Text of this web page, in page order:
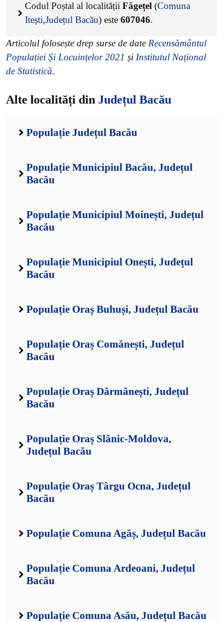
Codul Poștal al localității Făgețel (Comuna
Itești,Județul Bacău) este 607046.
Articolul folosește drep surse de date Recensământul
Populației Și Locuințelor 2021 și Institutul Național
de Statistică.
Alte localități din Județul Bacău
Populație Județul Bacău
Populație Municipiul Bacău, Județul
Bacău
Populație Municipiul Moinești, Județul
Bacău
Populație Municipiul Onești, Județul
Bacău
Populație Oraș Buhuși, Județul Bacău
Populație Oraș Comănești, Județul
Bacău
Populație Oraș Dărmănești, Județul
Bacău
Populație Oraș Slănic-Moldova,
Județul Bacău
Populație Oraș Târgu Ocna, Județul
Bacău
Populație Comuna Agăș, Județul Bacău
Populație Comuna Ardeoani, Județul
Bacău
Populație Comuna Asău, Județul Bacău